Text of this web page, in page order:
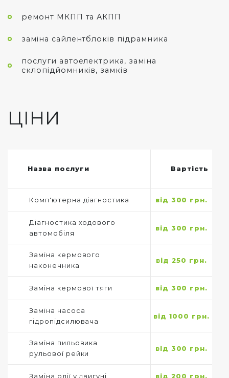
ремонт МКПП та АКПП
заміна сайлентблоків підрамника
послуги автоелектрика, заміна
склопідйомників, замків
ЦІНИ
Назва послуги Вартість
Комп'ютерна діагностика від 300 грн.
Діагностика ходового
автомобіля
від 300 грн.
Заміна кермового
наконечника
від 250 грн.
Заміна кермової тяги від 300 грн.
Заміна насоса
гідропідсилювача
від 1000 грн.
Заміна пильовика
рульової рейки
від 300 грн.
Заміна олії у двигуні від 200 грн.